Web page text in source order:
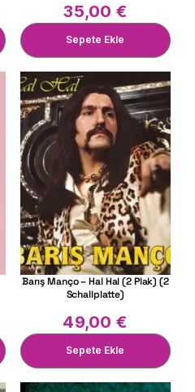
35,00€
Sepete Ekle
Barış Manço – Hal Hal (2 Plak) (2
Schallplatte)
49,00€
Sepete Ekle